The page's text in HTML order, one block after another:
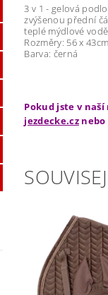
3 v 1 - gelová
zvýšenou přední
teplé mýdlové vodě.
Rozměry: 56 x 43cm
Barva: černá
Pokud jste v
jezdecke.cznebo